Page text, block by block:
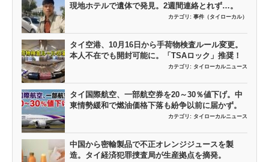
現地ホテルで遺体で発見。2週間連絡とれず…。
カテゴリ: 事件（タイローカル）
タイ空港、10月16日から手荷物検査ルール変更。
本人不在でも開封可能に。「TSAロック」推奨！
カテゴリ: タイローカルニュース
タイ国際航空、一部航空券を20～30％値下げ。中
東情勢緩和で燃油価格下落も紛争以前に届かず。
カテゴリ: タイローカルニュース
中国から密輸製品で不正オレンジジュースを製
造。タイ経済犯罪捜査局が生産拠点を摘発。